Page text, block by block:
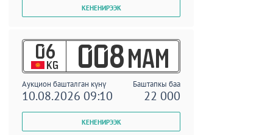
06
KG 008 MAM
Аукцион башталган күнү Баштапкы баа
10.08.2026 09:10 22 000